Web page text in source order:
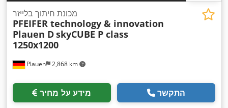
Plauen 2,868 km
מכונת חיתוך בלייזר
PFEIFER technology & innovation
Plauen DskyCUBE P class
1250x1200
מידע על מחיר התקשר